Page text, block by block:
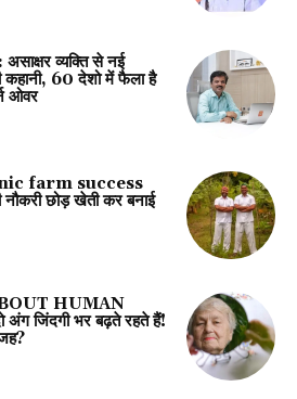
व्यक्ति से नई
कहानी, 60 देशो में फैला है
ओवर
farm success
छोड़ खेती कर बनाई
HUMAN
अंग जिंदगी भर बढ़ते रहते हैं!